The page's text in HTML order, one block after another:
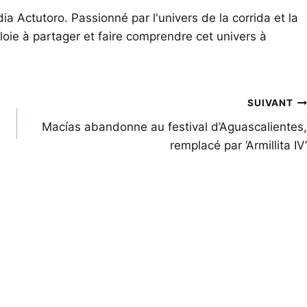
Actutoro. Passionné par l'univers de la corrida et la
à partager et faire comprendre cet univers à
SUIVANT
Macías abandonne au festival d’Aguascalientes,
remplacé par ‘Armillita IV’